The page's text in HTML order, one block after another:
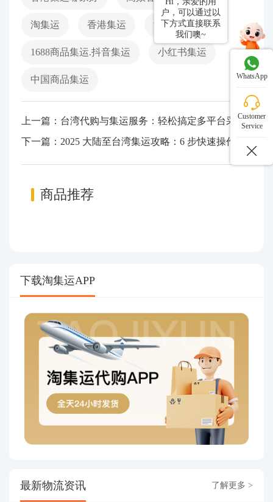
淘集运 香港集运 淘宝商品集运
1688商品集运.抖音集运 小红书集运
中国商品集运
上一篇：台湾代购与集运服务：轻松搞定多平台采购
商品推荐
下载淘集运APP
最新物流资讯 了解更多 >
户，可以通过以
下方式直接联系
我们噢~
WhatsApp
Customer
Service